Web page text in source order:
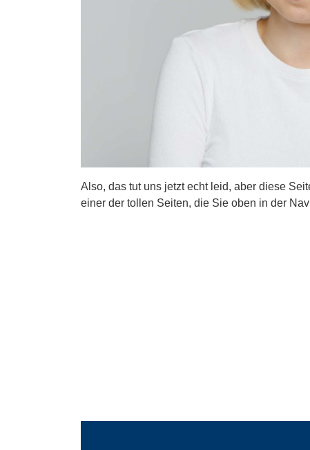
Also, das tut uns jetzt echt leid, aber diese
einer der tollen Seiten, die Sie oben in der